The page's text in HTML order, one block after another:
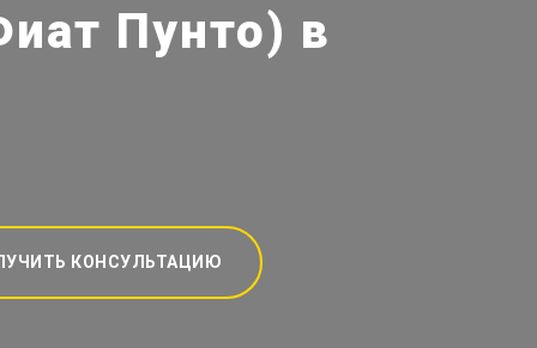
Пунто) в
КОНСУЛЬТАЦИЮ